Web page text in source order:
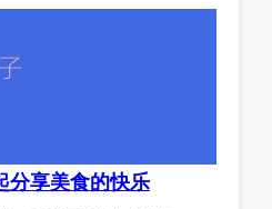
分享美食的快乐